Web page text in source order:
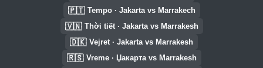
🇵🇹 Tempo · Jakarta vs Marrakech
🇻🇳 Thời tiết · Jakarta vs Marrakesh
🇩🇰 Vejret · Jakarta vs Marrakesh
🇷🇸 Vreme · Џакарта vs Marrakesh